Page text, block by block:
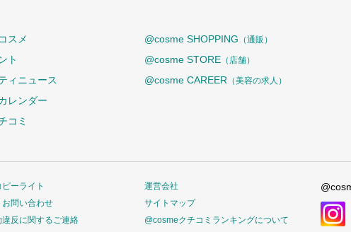
スメ
ト
ィニュース
レンダー
コミ
@cosme SHOPPING （通販）
@cosme STORE （店舗）
@cosme CAREER （美容の求人）
ーライト
お問い合わせ
違反に関するご連絡
運営会社
サイトマップ
@cosmeクチコミランキングについて